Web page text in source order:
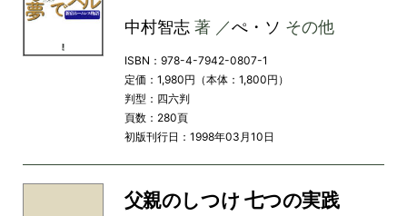
中村智志著 ／ぺ・ソ その他
ISBN：978-4-7942-0807-1
定価：1,980円（本体：1,800円）
判型：四六判
頁数：280頁
初版刊行日：1998年03月10日
父親のしつけ 七つの実践